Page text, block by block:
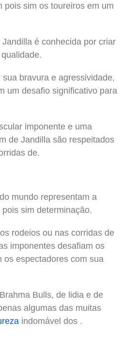
pois sim os toureiros em um
é conhecida por criar
bravura e agressividade,
um desafio significativo para
imponente e uma
de Jandilla são respeitados
de.
mundo representam a
sim determinação.
rodeios ou nas corridas de
imponentes desafiam os
os espectadores com sua
Bulls, de lidia e de
algumas das muitas
indomável dos .